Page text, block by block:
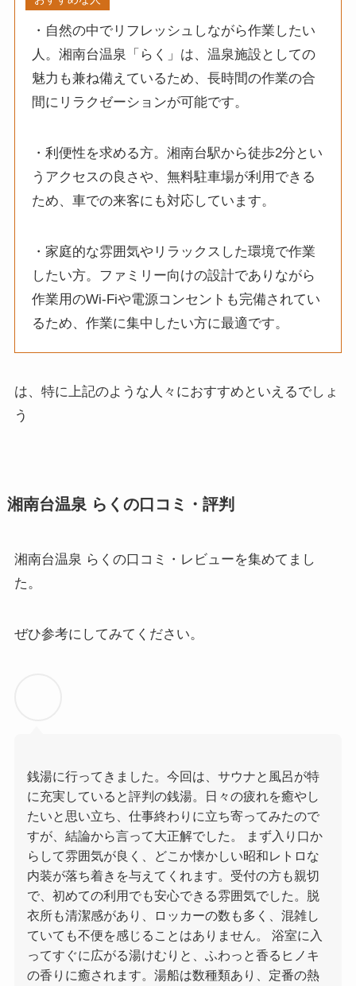
・自然の中でリフレッシュしながら作業したい
人。湘南台温泉「らく」は、温泉施設としての
魅力も兼ね備えているため、長時間の作業の合
間にリラクゼーションが可能です。
・利便性を求める方。湘南台駅から徒歩2分とい
うアクセスの良さや、無料駐車場が利用できる
ため、車での来客にも対応しています。
・家庭的な雰囲気やリラックスした環境で作業
したい方。ファミリー向けの設計でありながら
作業用のWi-Fiや電源コンセントも完備されてい
るため、作業に集中したい方に最適です。
は、特に上記のような人々におすすめといえるでしょ
う
湘南台温泉 らくの口コミ・評判
湘南台温泉 らくの口コミ・レビューを集めてまし
た。
ぜひ参考にしてみてください。
銭湯に行ってきました。今回は、サウナと風呂が特
に充実していると評判の銭湯。日々の疲れを癒やし
たいと思い立ち、仕事終わりに立ち寄ってみたので
すが、結論から言って大正解でした。 まず入り口か
らして雰囲気が良く、どこか懐かしい昭和レトロな
内装が落ち着きを与えてくれます。受付の方も親切
で、初めての利用でも安心できる雰囲気でした。脱
衣所も清潔感があり、ロッカーの数も多く、混雑し
ていても不便を感じることはありません。 浴室に入
ってすぐに広がる湯けむりと、ふわっと香るヒノキ
の香りに癒されます。湯船は数種類あり、定番の熱